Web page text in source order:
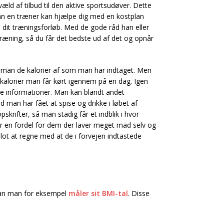
af tilbud til den aktive sportsudøver. Dette
en træner kan hjælpe dig med en kostplan
træningsforløb. Med de gode råd han eller
så du får det bedste ud af det og opnår
de kalorier af som man har indtaget. Men
man får kørt igennem på en dag. Igen
informationer. Man kan blandt andet
man har fået at spise og drikke i løbet af
så man stadig får et indblik i hvor
fordel for dem der laver meget mad selv og
at regne med at de i forvejen indtastede
man for eksempel måler sit BMI-tal. Disse